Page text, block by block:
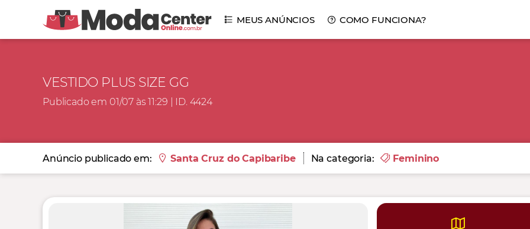
MEUS ANÚNCIOS COMO FUNCIONA?
VESTIDO PLUS SIZE GG
Publicado em 01/07 às 11:29 | ID. 4424
Anúncio publicado em: Santa Cruz do Capibaribe Na categoria: Feminino